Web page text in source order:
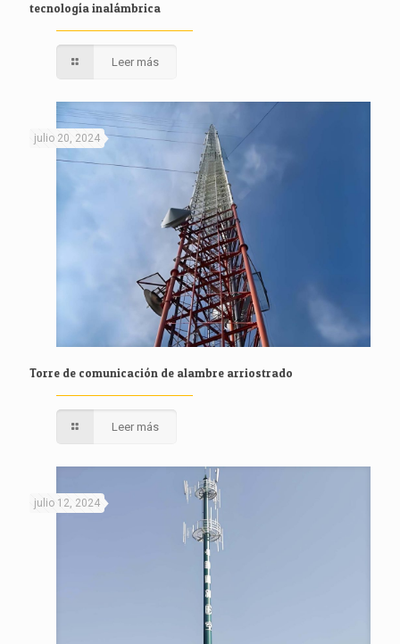
tecnología inalámbrica
Leer más
julio 20, 2024
Torre de comunicación de alambre arriostrado
Leer más
julio 12, 2024